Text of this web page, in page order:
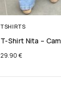
TSHIRTS
T-Shirt Nita –
29.90 €